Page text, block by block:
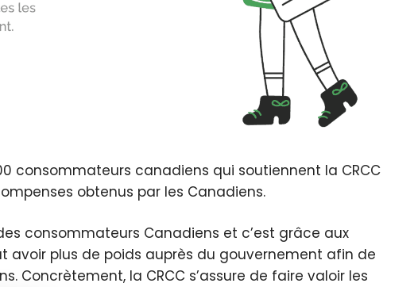
consommateurs canadiens qui soutiennent la CRCC
obtenus par les Canadiens.
consommateurs Canadiens et c’est grâce aux
avoir plus de poids auprès du gouvernement afin de
Concrètement, la CRCC s’assure de faire valoir les